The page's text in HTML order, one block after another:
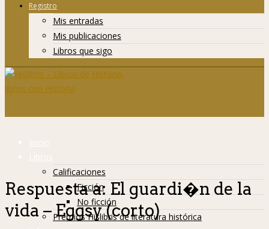
Registro
Mis entradas
Mis publicaciones
Libros que sigo
Inicio
Libros
Calificaciones
Ficción
No ficción
Premios Hislibris de literatura histórica
Respuesta a: El guardi�n de la
vida – Eggsy (corto)